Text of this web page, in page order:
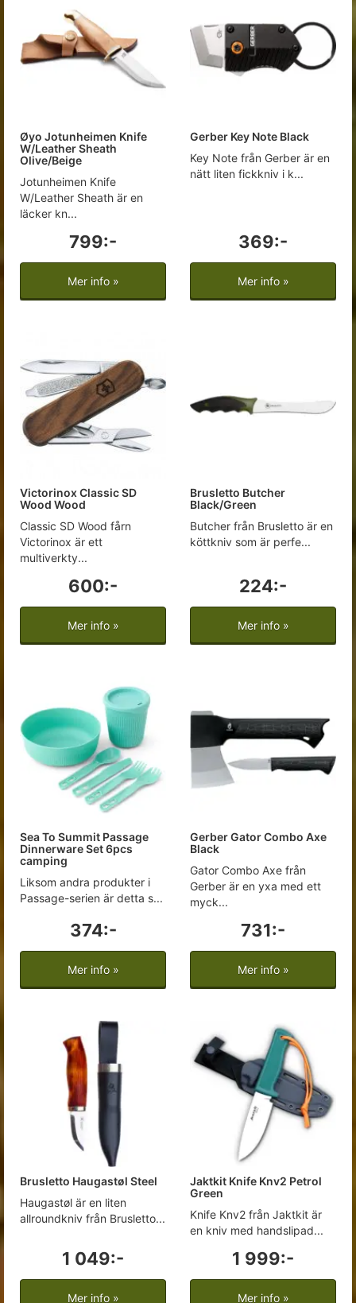
Øyo Jotunheimen Knife
W/Leather Sheath
Olive/Beige
Jotunheimen Knife
W/Leather Sheath är en
läcker kn...
799:-
Mer info »
Gerber Key Note Black
Key Note från Gerber är en
nätt liten fickkniv i k...
369:-
Mer info »
Victorinox Classic SD
Wood Wood
Classic SD Wood fårn
Victorinox är ett
multiverkty...
600:-
Mer info »
Brusletto Butcher
Black/Green
Butcher från Brusletto är en
köttkniv som är perfe...
224:-
Mer info »
Sea To Summit Passage
Dinnerware Set 6pcs
camping
Liksom andra produkter i
Passage-serien är detta s...
374:-
Mer info »
Gerber Gator Combo Axe
Black
Gator Combo Axe från
Gerber är en yxa med ett
myck...
731:-
Mer info »
Brusletto Haugastøl Steel
Haugastøl är en liten
allroundkniv från Brusletto...
1 049:-
Mer info »
Jaktkit Knife Knv2 Petrol
Green
Knife Knv2 från Jaktkit är
en kniv med handslipad...
1 999:-
Mer info »